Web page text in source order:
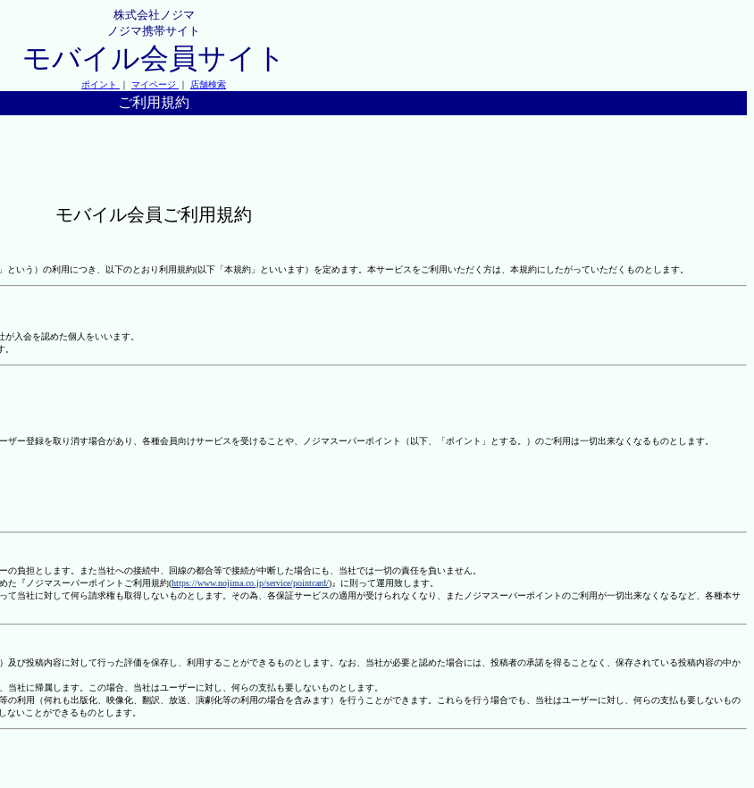
株式会社ノジマ
ノジマ携帯サイト
モバイル会員サイト
ポイント ｜ マイページ ｜ 店舗検索
ご利用規約
モバイル会員ご利用規約
いう）の利用につき、以下のとおり利用規約(以下「本規約」といいます）を定めます。本サービスをご利用いただく方は、本規約にしたがっていただくものとします。
入会を認めた個人をいいます。
ー登録を取り消す場合があり、各種会員向けサービスを受けることや、ノジマスーパーポイント（以下、「ポイント」とする。）のご利用は一切出来なくなるものとします。
負担とします。また当社への接続中、回線の都合等で接続が中断した場合にも、当社では一切の責任を負いません。
た『ノジマスーパーポイントご利用規約(https://www.nojima.co.jp/service/pointcard/)』に則って運用致します。
当社に対して何ら請求権も取得しないものとします。その為、各保証サービスの適用が受けられなくなり、またノジマスーパーポイントのご利用が一切出来なくなるなど、各種本サ
び投稿内容に対して行った評価を保存し、利用することができるものとします。なお、当社が必要と認めた場合には、投稿者の承諾を得ることなく、保存されている投稿内容の中か
社に帰属します。この場合、当社はユーザーに対し、何らの支払も要しないものとします。
利用（何れも出版化、映像化、翻訳、放送、演劇化等の利用の場合を含みます）を行うことができます。これらを行う場合でも、当社はユーザーに対し、何らの支払も要しないもの
いことができるものとします。